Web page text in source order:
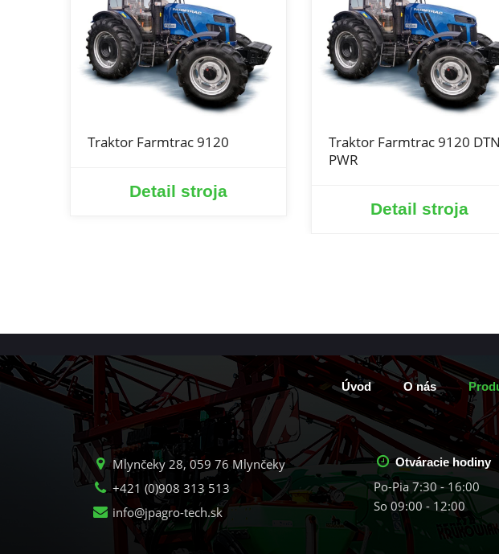
Traktor Farmtrac 9120
Detail stroja
Traktor Farmtrac 9120 DTN
PWR
Detail stroja
Úvod O nás
Mlynčeky 28, 059 76 Mlynčeky
+421 (0)908 313 513
info@jpagro-tech.sk
Otváracie hodiny
Po-Pia 7:30 - 16:00
So 09:00 - 12:00